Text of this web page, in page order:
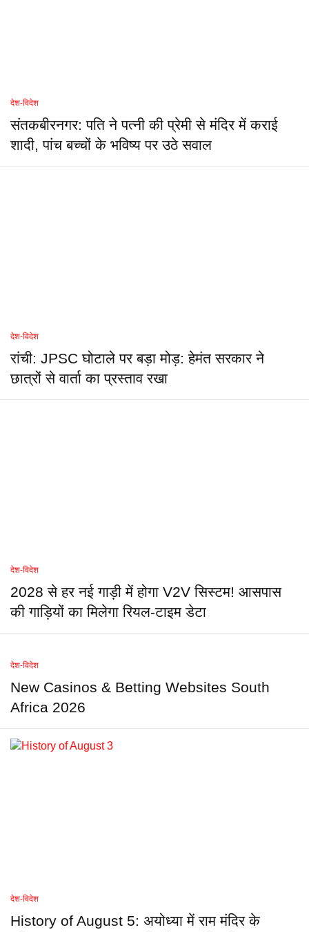
देश-विदेश
संतकबीरनगर: पति ने पत्नी की प्रेमी से मंदिर में कराई
शादी, पांच बच्चों के भविष्य पर उठे सवाल
देश-विदेश
रांची: JPSC घोटाले पर बड़ा मोड़: हेमंत सरकार ने
छात्रों से वार्ता का प्रस्ताव रखा
देश-विदेश
2028 से हर नई गाड़ी में होगा V2V सिस्टम! आसपास
की गाड़ियों का मिलेगा रियल-टाइम डेटा
देश-विदेश
New Casinos & Betting Websites South
Africa 2026
देश-विदेश
History of August 5: अयोध्या में राम मंदिर के